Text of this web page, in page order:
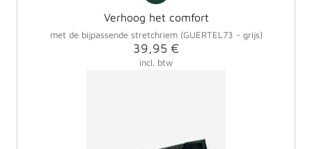
Verhoog het comfort
met de bijpassende stretchriem (GUERTEL73 - grijs)
Aanbiedingsprijs
39,95 €
incl. btw